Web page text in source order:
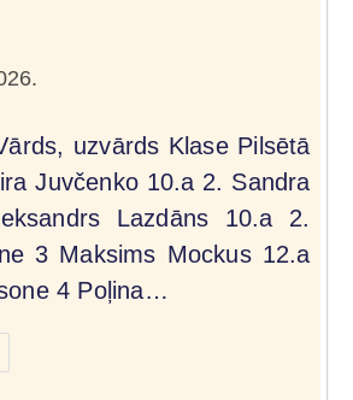
uzvārds Klase Pilsētā
Juvčenko 10.a 2. Sandra
Lazdāns 10.a 2.
3 Maksims Mockus 12.a
4 Poļina…